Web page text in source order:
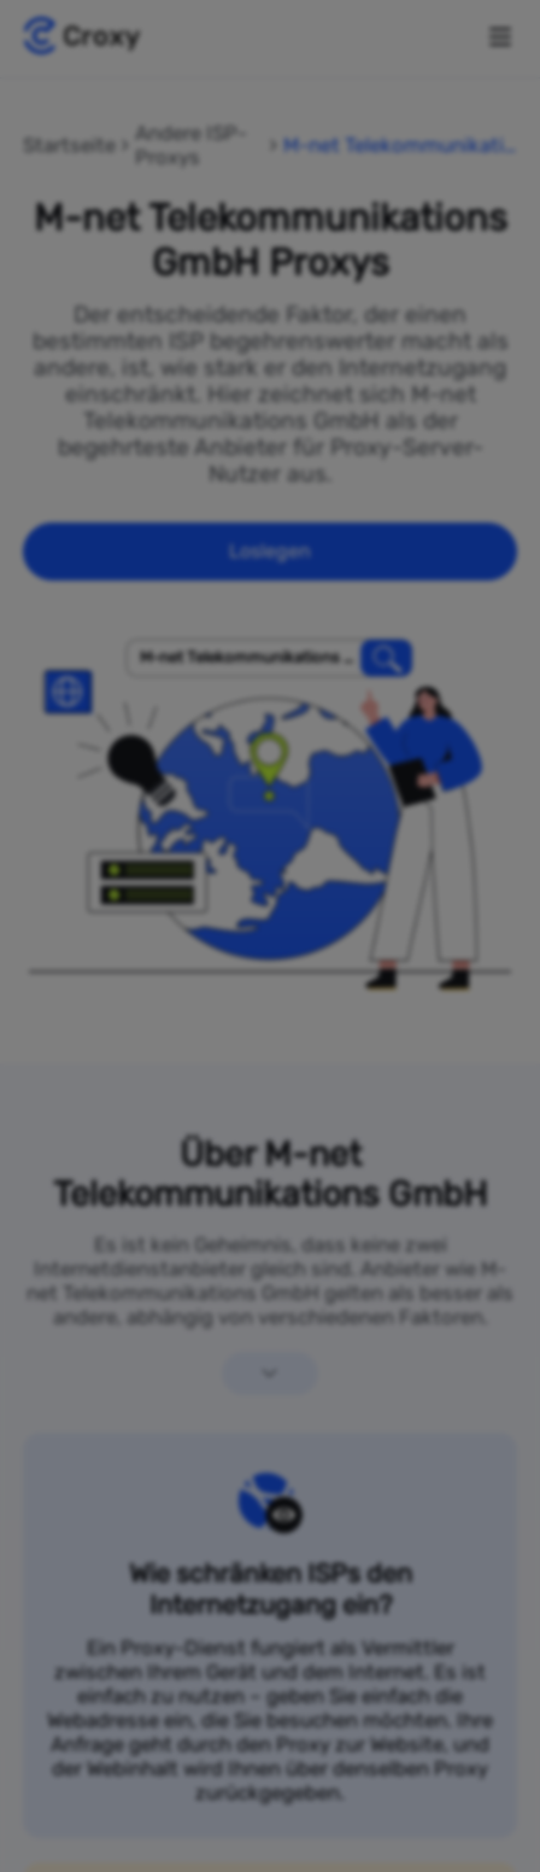
Startseite
Andere ISP-
Proxys
M-net Telekommunikatio
M-net Telekommunikations
GmbH Proxys
Der entscheidende Faktor, der einen
bestimmten ISP begehrenswerter macht als
andere, ist, wie stark er den Internetzugang
einschränkt. Hier zeichnet sich M-net
Telekommunikations GmbH als der
begehrteste Anbieter für Proxy-Server-
Nutzer aus.
Loslegen
M-net Telekommunikations G
Über M-net
Telekommunikations GmbH
Es ist kein Geheimnis, dass keine zwei
Internetdienstanbieter gleich sind. Anbieter wie M-
net Telekommunikations GmbH gelten als besser als
andere, abhängig von verschiedenen Faktoren.
Wie schränken ISPs den
Internetzugang ein?
Ein Proxy-Dienst fungiert als Vermittler
zwischen Ihrem Gerät und dem Internet. Es ist
einfach zu nutzen – geben Sie einfach die
Webadresse ein, die Sie besuchen möchten. Ihre
Anfrage geht durch den Proxy zur Website, und
der Webinhalt wird Ihnen über denselben Proxy
zurückgegeben.